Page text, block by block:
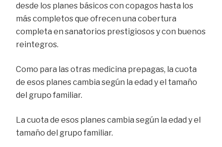
desde los planes básicos con copagos hasta los
más completos que ofrecen una cobertura
completa en sanatorios prestigiosos y con buenos
reintegros.
Como para las otras medicina prepagas, la cuota
de esos planes cambia según la edad y el tamaño
del grupo familiar.
La cuota de esos planes cambia según la edad y el
tamaño del grupo familiar.